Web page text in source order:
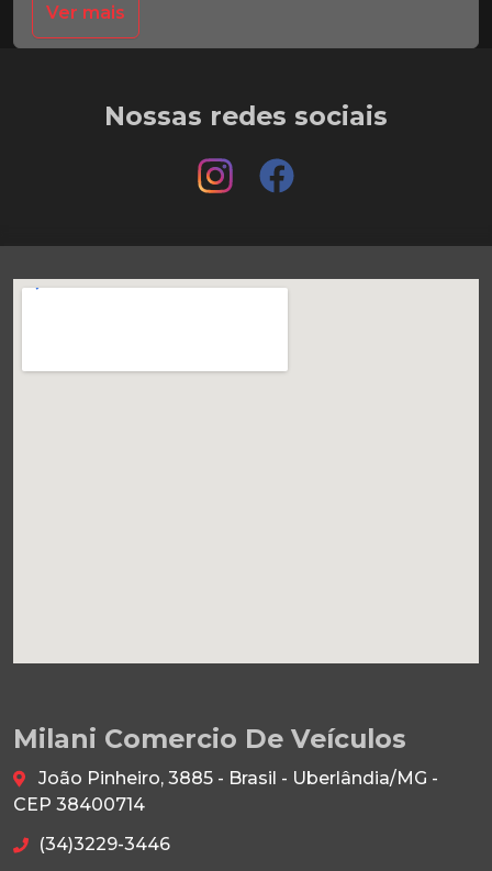
Ver mais
Nossas redes sociais
Milani Comercio De Veículos
João Pinheiro, 3885 - Brasil - Uberlândia/MG -
CEP 38400714
(34)3229-3446